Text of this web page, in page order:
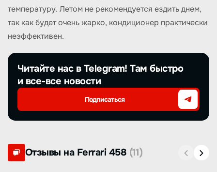
температуру. Летом не рекомендуется ездить днем,
так как будет очень жарко, кондиционер практически
неэффективен.
Читайте нас в Telegram! Там быстро
и все-все новости
Подписаться
Отзывы на Ferrari 458 (11)